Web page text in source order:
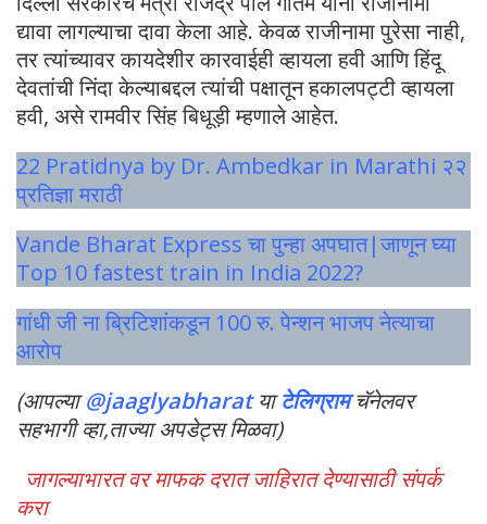
द्यावा लागल्याचा दावा केला आहे. केवळ राजीनामा पुरेसा नाही,
तर त्यांच्यावर कायदेशीर कारवाईही व्हायला हवी आणि हिंदू
देवतांची निंदा केल्याबद्दल त्यांची पक्षातून हकालपट्टी व्हायला
हवी, असे रामवीर सिंह बिधूड़ी म्हणाले आहेत.
22 Pratidnya by Dr. Ambedkar in Marathi २२
प्रतिज्ञा मराठी
Vande Bharat Express चा पुन्हा अपघात|जाणून घ्या
Top 10 fastest train in India 2022?
गांधी जी ना ब्रिटिशांकडून 100 रु. पेन्शन भाजप नेत्याचा
आरोप
(आपल्या@jaaglyabharat याटेलिग्राम चॅनेलवर
सहभागी व्हा,ताज्या अपडेट्स मिळवा)
जागल्याभारत वर माफक दरात जाहिरात देण्यासाठी संपर्क
करा